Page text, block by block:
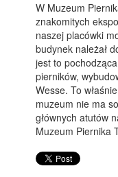
W Muzeum
znakomitych
naszej placówki
budynek należał
jest to
pierników,
Wesse. To
muzeum nie ma
głównych atutów
Muzeum Piernika